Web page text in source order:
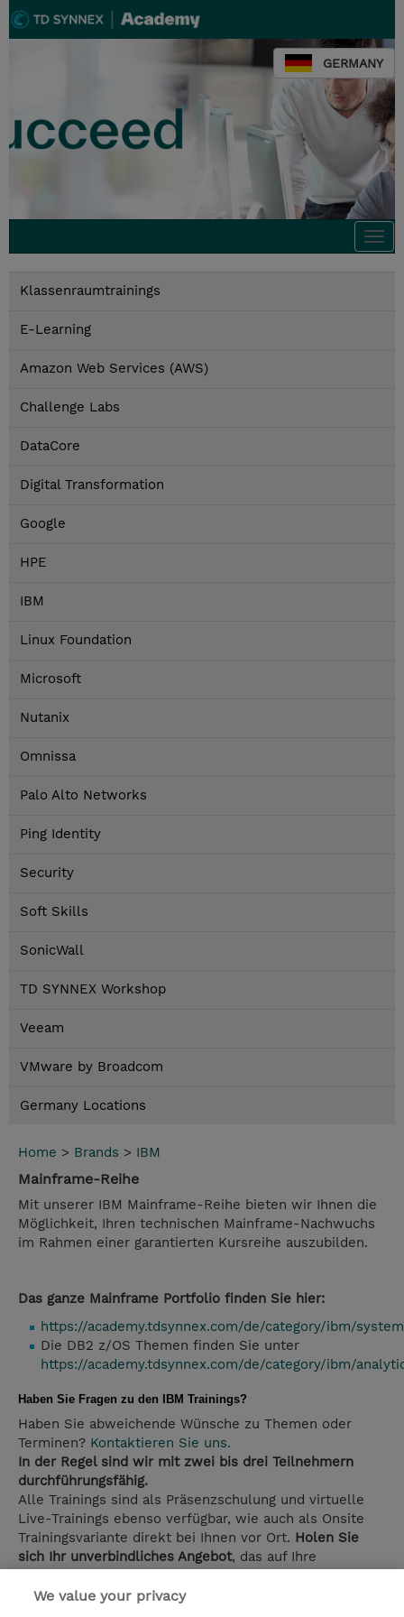
GERMANY
Klassenraumtrainings
E-Learning
Amazon Web Services (AWS)
Challenge Labs
DataCore
Digital Transformation
Google
HPE
IBM
Linux Foundation
Microsoft
Nutanix
Omnissa
Palo Alto Networks
Ping Identity
Security
Soft Skills
SonicWall
TD SYNNEX Workshop
Veeam
VMware by Broadcom
Germany Locations
Home > Brands > IBM
Mainframe-Reihe
Mit unserer IBM Mainframe-Reihe bieten wir Ihnen die
Möglichkeit, Ihren technischen Mainframe-Nachwuchs
im Rahmen einer garantierten Kursreihe auszubilden.
Das ganze Mainframe Portfolio finden Sie hier:
https://academy.tdsynnex.com/de/category/ibm/
Die DB2 z/OS Themen finden Sie unter
https://academy.tdsynnex.com/de/category/ibm/
Haben Sie Fragen zu den IBM Trainings?
Haben Sie abweichende Wünsche zu Themen oder
Terminen? Kontaktieren Sie uns.
In der Regel sind wir mit zwei bis drei Teilnehmern
durchführungsfähig.
Alle Trainings sind als Präsenzschulung und virtuelle
Live-Trainings ebenso verfügbar, wie auch als Onsite
Trainingsvariante direkt bei Ihnen vor Ort. Holen Sie
sich Ihr unverbindliches Angebot, das auf Ihre
Sie erreichen uns per E-Mail an
We value your privacy